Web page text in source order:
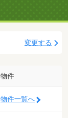
変更する
物件
物件一覧へ